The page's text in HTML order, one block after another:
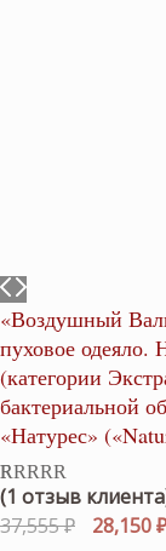
«Воздушный
пуховое одеяло.
(категории
бактериальной
«Натурес»
Рейтинг
5.00из 5 на
основе
1
(1 отзыв
37,555₽ 28,150₽